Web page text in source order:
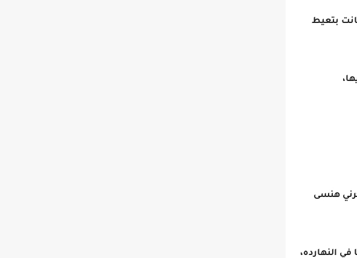
بتعيط
هنسى
النهارده،